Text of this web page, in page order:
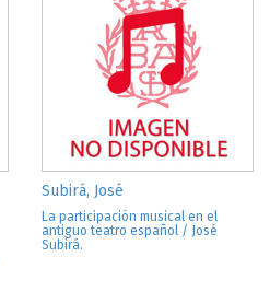
Subirá, José
La participación musical en el
antiguo teatro español / José
Subirá.